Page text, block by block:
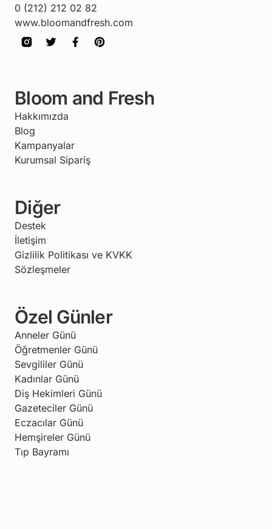
0 (212) 212 02 82
www.bloomandfresh.com
Bloom and Fresh
Hakkımızda
Blog
Kampanyalar
Kurumsal Sipariş
Diğer
Destek
İletişim
Gizlilik Politikası ve KVKK
Sözleşmeler
Özel Günler
Anneler Günü
Öğretmenler Günü
Sevgililer Günü
Kadınlar Günü
Diş Hekimleri Günü
Gazeteciler Günü
Eczacılar Günü
Hemşireler Günü
Tıp Bayramı